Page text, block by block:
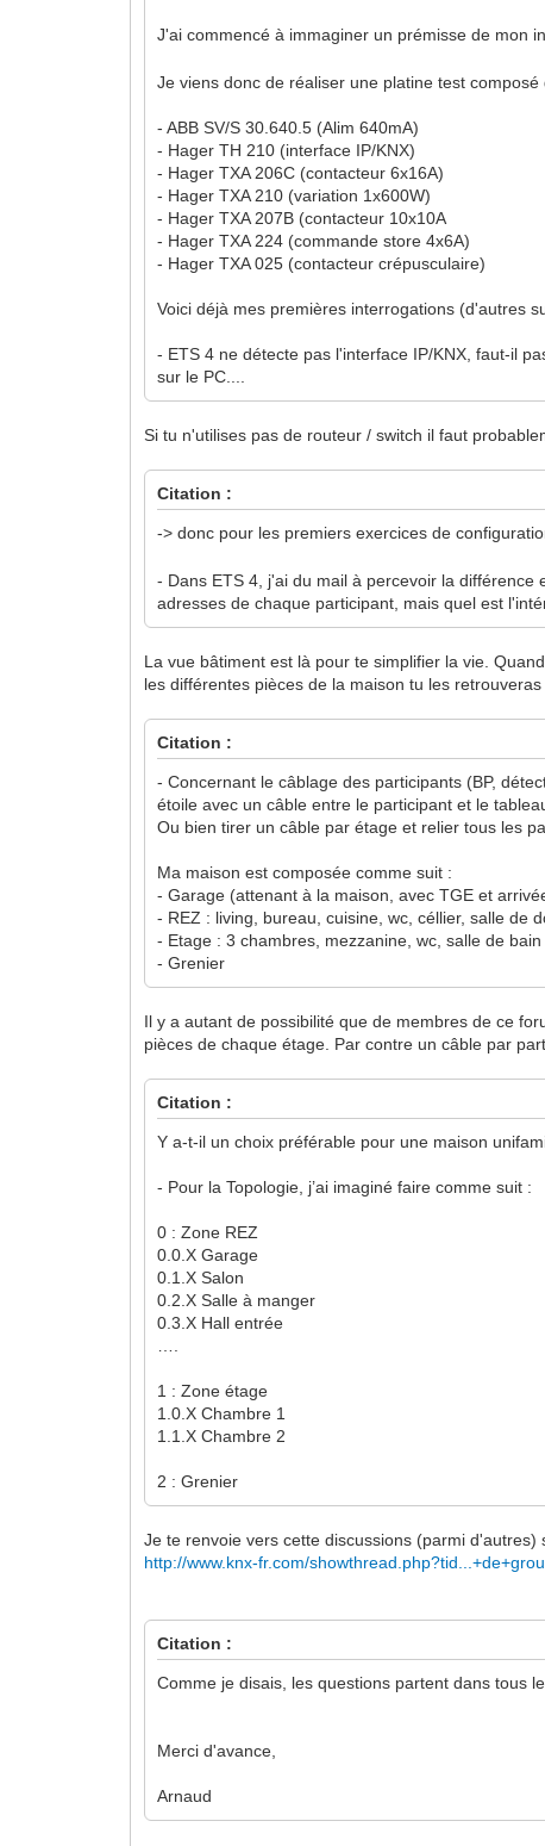
J'ai commencé à immaginer un prémisse de mon
Je viens donc de réaliser une platine test composé
- ABB SV/S 30.640.5 (Alim 640mA)
- Hager TH 210 (interface IP/KNX)
- Hager TXA 206C (contacteur 6x16A)
- Hager TXA 210 (variation 1x600W)
- Hager TXA 207B (contacteur 10x10A
- Hager TXA 224 (commande store 4x6A)
- Hager TXA 025 (contacteur crépusculaire)
Voici déjà mes premières interrogations (d'autres
- ETS 4 ne détecte pas l'interface IP/KNX, faut-il
sur le PC....
Si tu n'utilises pas de routeur / switch il faut
Citation :
-> donc pour les premiers exercices de
- Dans ETS 4, j'ai du mail à percevoir la
adresses de chaque participant, mais quel est
La vue bâtiment est là pour te simplifier la vie.
les différentes pièces de la maison tu les
Citation :
- Concernant le câblage des participants (BP,
étoile avec un câble entre le participant et le
Ou bien tirer un câble par étage et relier tous les
Ma maison est composée comme suit :
- Garage (attenant à la maison, avec TGE et
- REZ : living, bureau, cuisine, wc, céllier, salle de
- Etage : 3 chambres, mezzanine, wc, salle de bain
- Grenier
Il y a autant de possibilité que de membres de ce
pièces de chaque étage. Par contre un câble par
Citation :
Y a-t-il un choix préférable pour une maison
- Pour la Topologie, j’ai imaginé faire comme suit :
0 : Zone REZ
0.0.X Garage
0.1.X Salon
0.2.X Salle à manger
0.3.X Hall entrée
1 : Zone étage
1.0.X Chambre 1
1.1.X Chambre 2
2 : Grenier
Je te renvoie vers cette discussions (parmi d'autres)
http://www.knx-fr.com/
Citation :
Comme je disais, les questions partent dans tous
Merci d'avance,
Arnaud